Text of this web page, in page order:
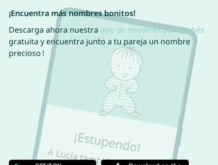
¡Encuentra más nombres bonitos!
Descarga ahora nuestra app de nombres para bebés
gratuita y encuentra junto a tu pareja un nombre
precioso !